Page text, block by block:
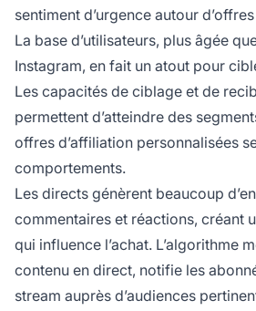
sentiment d’urgence autour
La base d’utilisateurs, plus âgée
Instagram, en fait un atout pour
Les capacités de ciblage et de
permettent d’atteindre des
offres d’affiliation personnalisées
comportements.
Les directs génèrent beaucoup
commentaires et réactions, créant
qui influence l’achat. L’algorithme
contenu en direct, notifie les
stream auprès d’audiences